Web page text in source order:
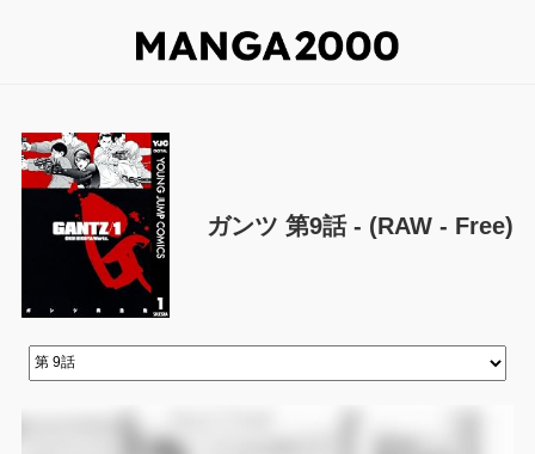
ガンツ 第9話 - (RAW - Free)